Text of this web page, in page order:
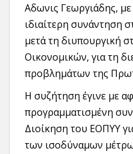
Αδωνις Γεωργιάδης,
ιδιαίτερη συνάντηση
μετά τη διυπουργική
Οικονομικών, για τη
προβλημάτων της
Η συζήτηση έγινε με
προγραμματισμένη
Διοίκηση του ΕΟΠΥΥ
των ισοδύναμων